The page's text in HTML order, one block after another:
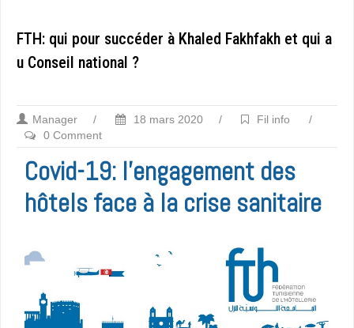
FTH: qui pour succéder à Khaled Fakhfakh et qui a
u Conseil national ?
Manager / 18 mars 2020 / Fil info
/
0 Comment
Covid-19: l’engagement des
hôtels face à la crise sanitaire